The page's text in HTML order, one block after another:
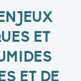
ET
ET DE